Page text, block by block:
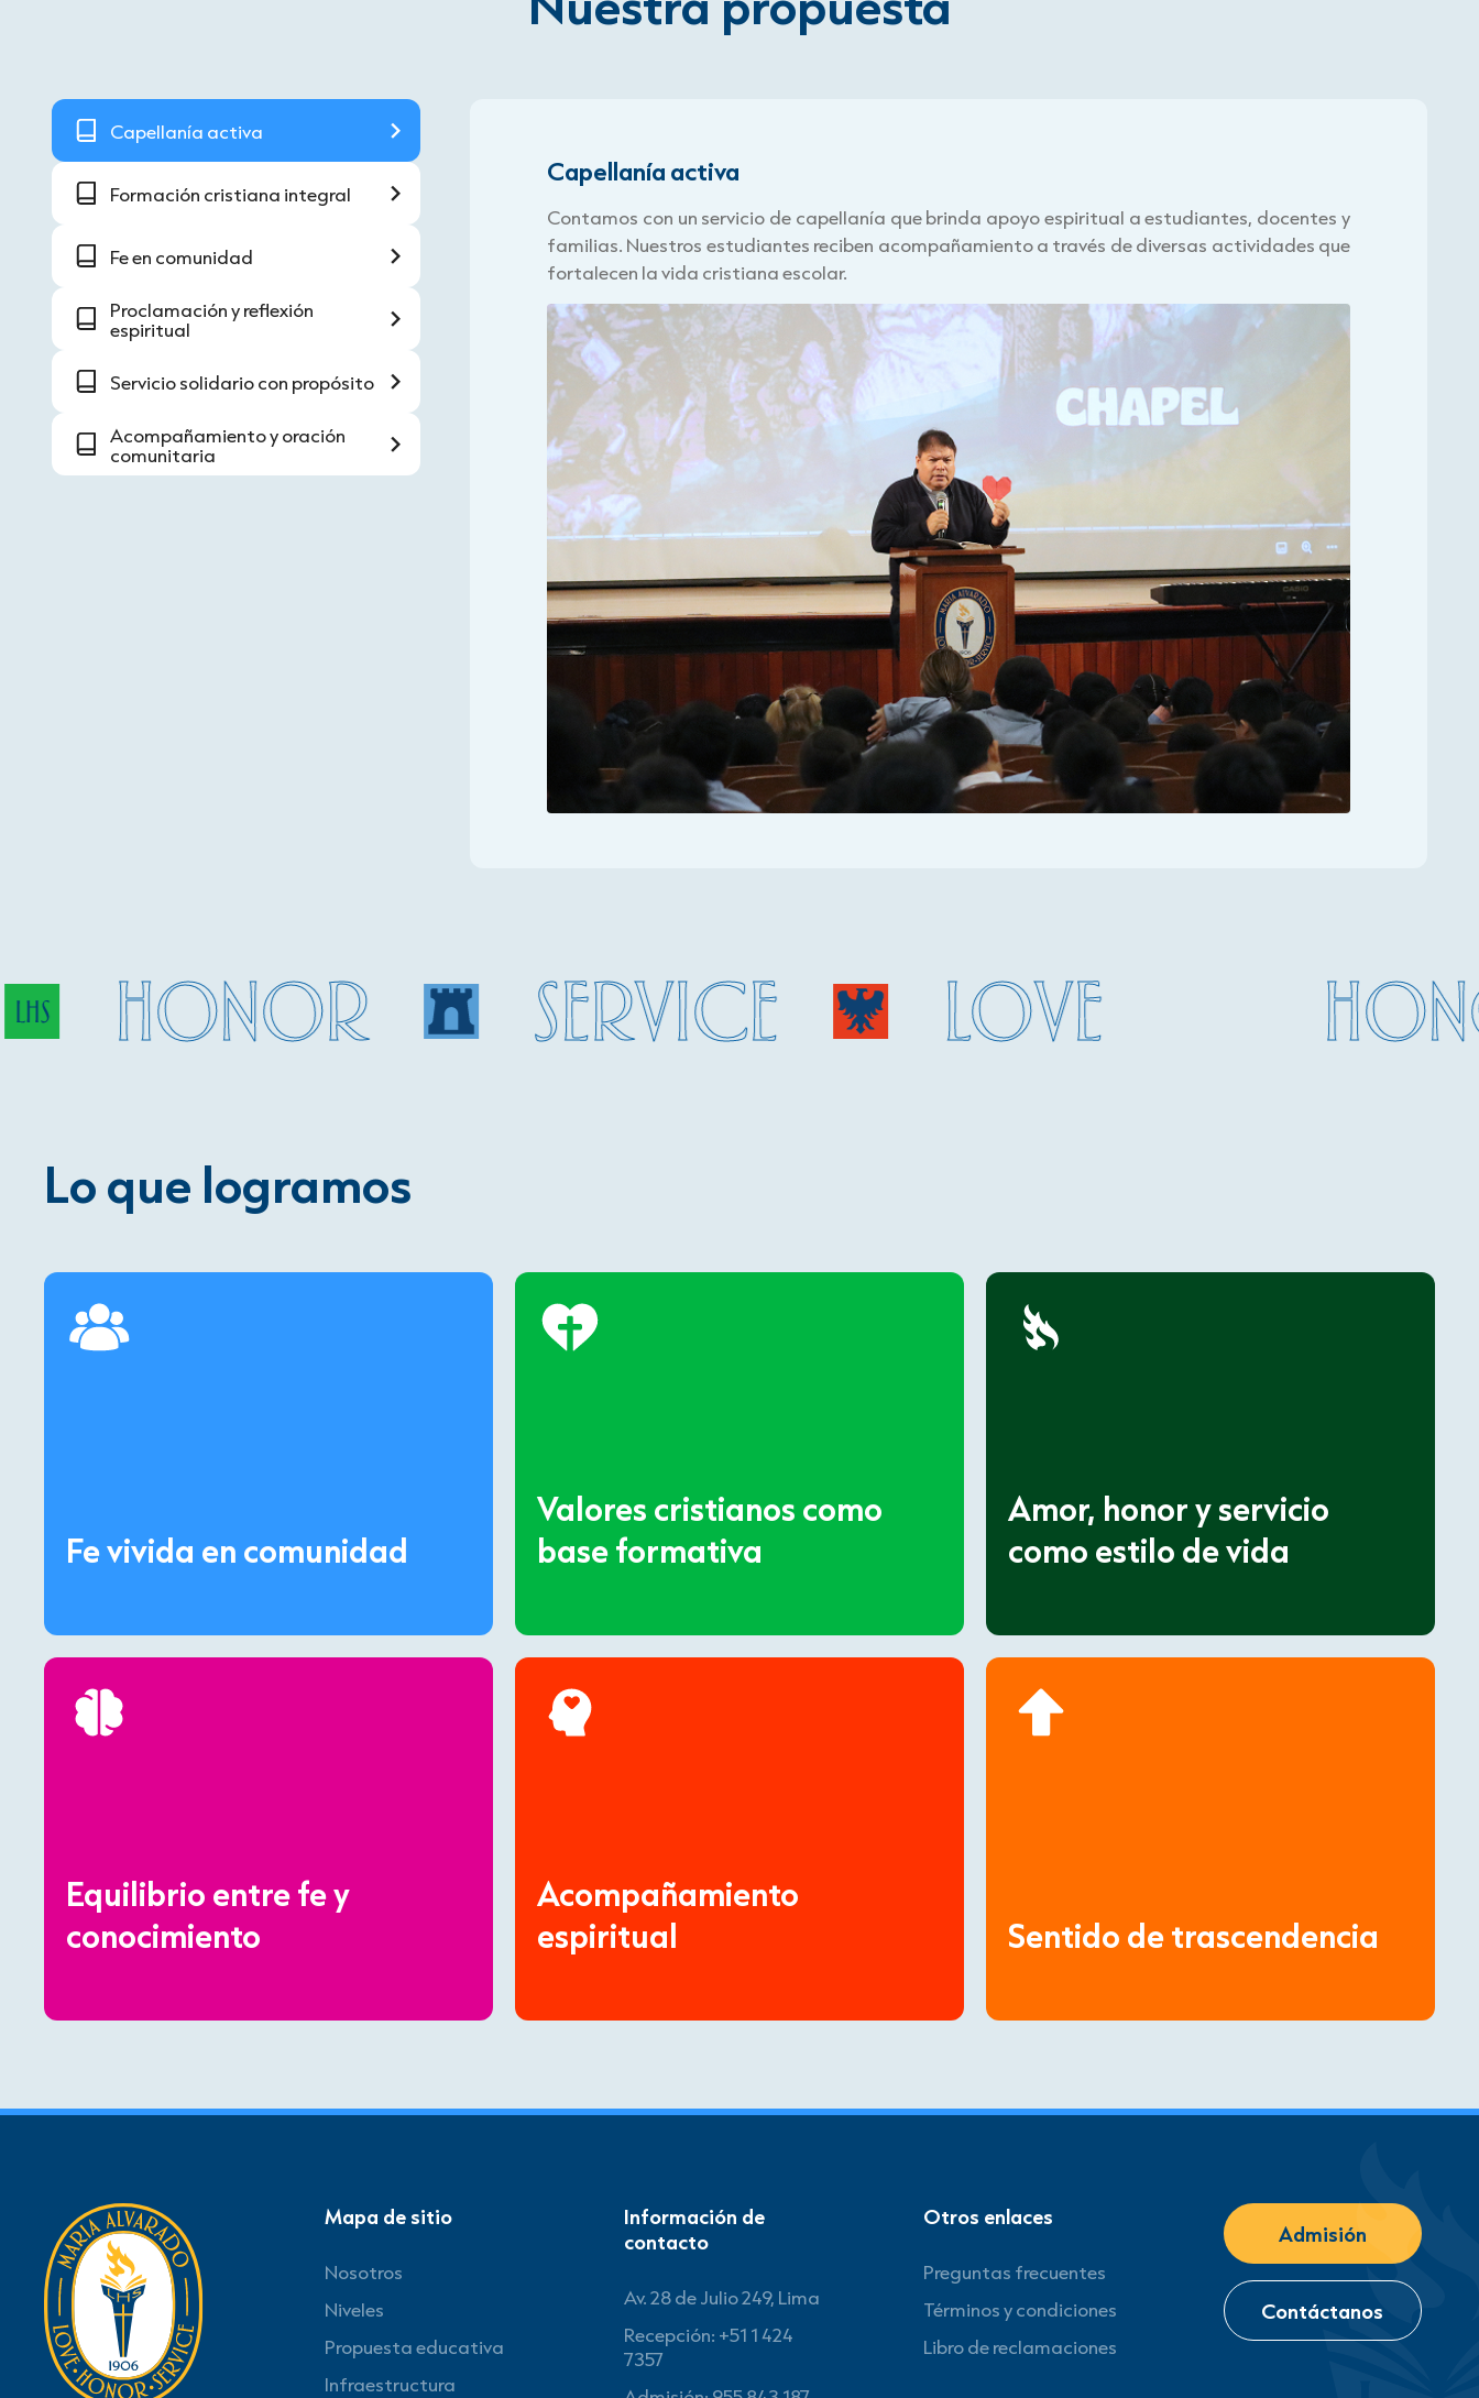
Capellanía activa
Formación cristiana integral
Fe en comunidad
Proclamación y reflexión
espiritual
Servicio solidario con propósito
Acompañamiento y oración
comunitaria
Capellanía activa
Contamos con un servicio de capellanía que brinda apoyo espiritual a estudiantes, docentes y
familias. Nuestros estudiantes reciben acompañamiento a través de diversas actividades que
fortalecen la vida cristiana escolar.
HONOR SERVICE LOVE
Lo que logramos
Fe vivida en comunidad
Valores cristianos como
base formativa
Amor, honor y servicio
como estilo de vida
Equilibrio entre fe y
conocimiento
Acompañamiento
espiritual
Sentido de trascendencia
Mapa de sitio
Nosotros
Niveles
Propuesta educativa
Infraestructura
Información de
contacto
Av. 28 de Julio 249, Lima
Recepción: +51 1 424
7357
Otros enlaces
Preguntas frecuentes
Términos y condiciones
Libro de reclamaciones
Admisión
Contáctanos